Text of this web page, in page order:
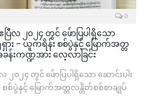
0
ပြီလ ၂၀၂၄ တွင် ဖ်ောပြပါရှိသော
ရှား – ယူကရိန်း စစ်ပွဲနှင့် မြောက်အတ္တ
းကဏ္ဍအား လေ့လာခြင်း
၂၀၂၄ တွင် ဖ်ောပြပါရှိသော ဆောင်းပါး
စစ်ပွဲနှင့် မြောက်အတ္တလန္တိတ်စစ်စာချုပ်